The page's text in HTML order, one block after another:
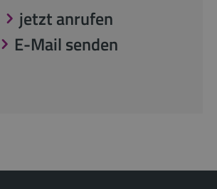
jetzt anrufen
E-Mail senden